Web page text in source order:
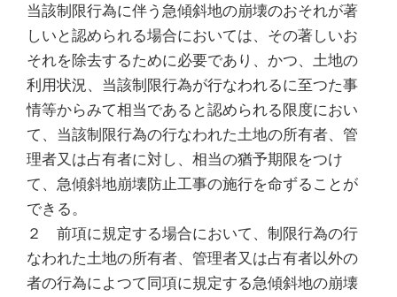
当該制限行為に伴う急傾斜地の崩壊のおそれが著
しいと認められる場合においては、その著しいお
それを除去するために必要であり、かつ、土地の
利用状況、当該制限行為が行なわれるに至つた事
情等からみて相当であると認められる限度におい
て、当該制限行為の行なわれた土地の所有者、管
理者又は占有者に対し、相当の猶予期限をつけ
て、急傾斜地崩壊防止工事の施行を命ずることが
できる。
２ 前項に規定する場合において、制限行為の行
なわれた土地の所有者、管理者又は占有者以外の
者の行為によつて同項に規定する急傾斜地の崩壊